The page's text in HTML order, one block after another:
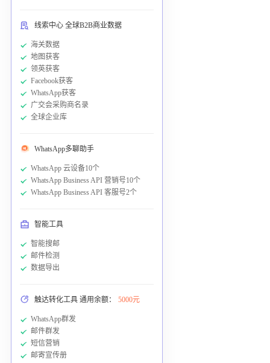
线索中心 全球B2B商业数据
海关数据
地图获客
领英获客
Facebook获客
WhatsApp获客
广交会采购商名录
全球企业库
WhatsApp多聊助手
WhatsApp 云设备10个
WhatsApp Business API 营销号10个
WhatsApp Business API 客服号2个
智能工具
智能搜邮
邮件检测
数据导出
触达转化工具 通用余额： 5000元
WhatsApp群发
邮件群发
短信营销
邮寄宣传册